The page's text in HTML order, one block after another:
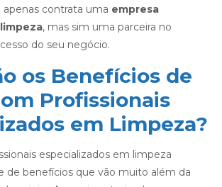
apenas contrata uma empresa
, mas sim uma parceira no
do seu negócio.
os Benefícios de
Profissionais
em Limpeza?
especializados em limpeza
de benefícios que vão muito além da